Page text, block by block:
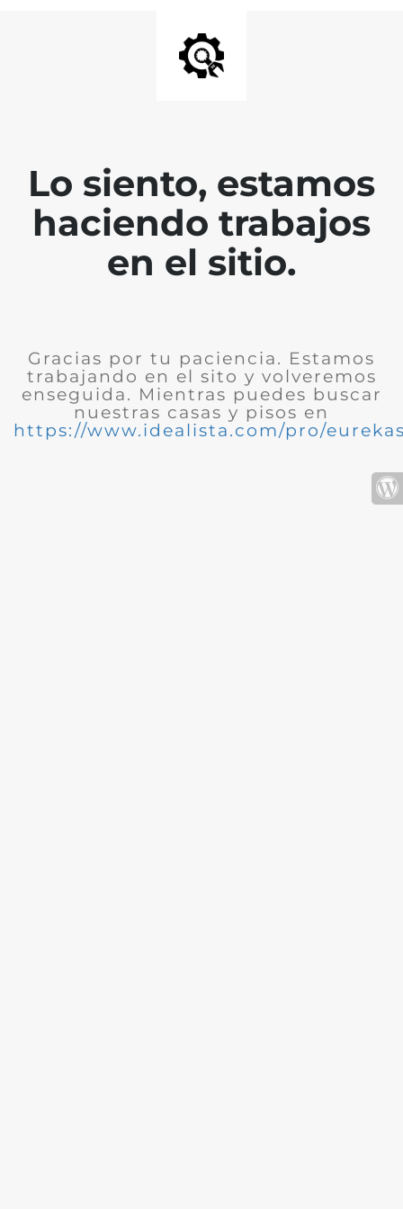
Lo siento, estamos
haciendo trabajos
en el sitio.
Gracias por tu paciencia. Estamos
trabajando en el sito y volveremos
enseguida. Mientras puedes buscar
nuestras casas y pisos en
https://www.idealista.com/pro/